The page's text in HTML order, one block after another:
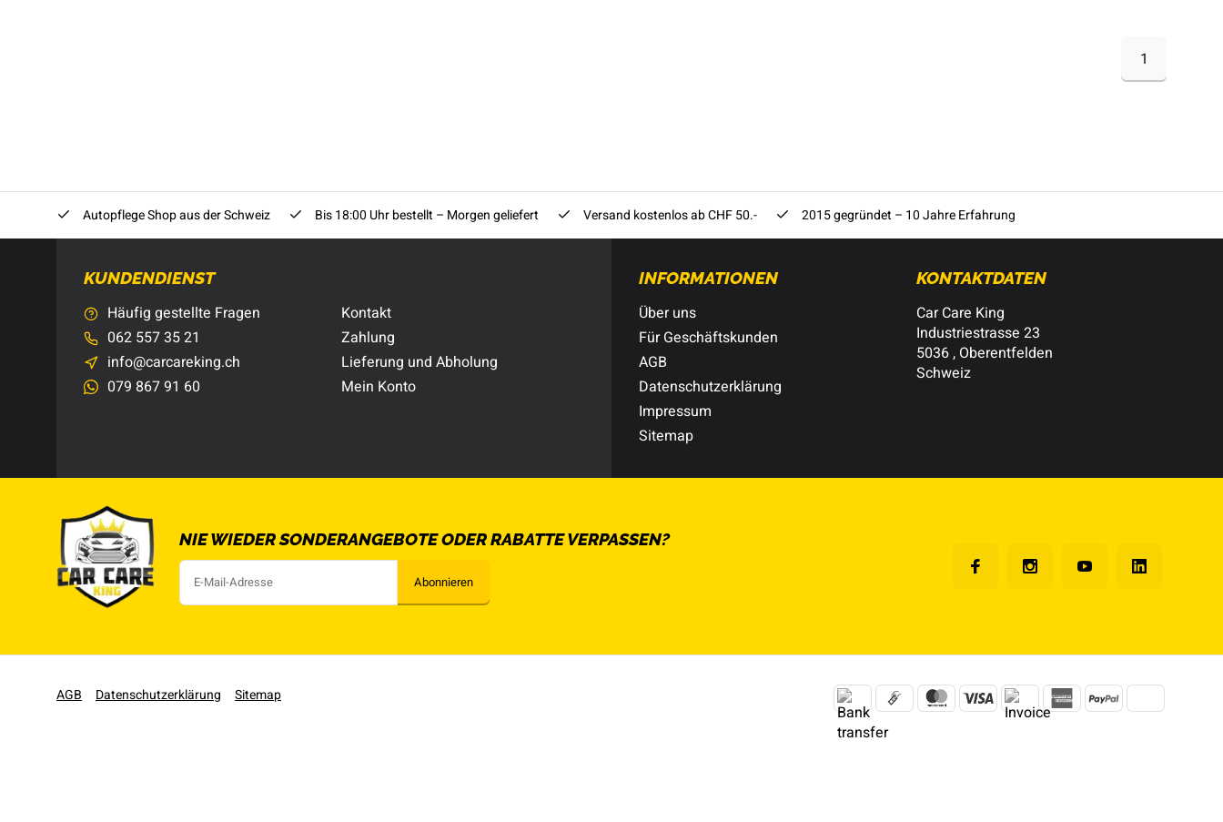
1
Autopflege Shop aus der Schweiz Bis 18:00 Uhr bestellt – Morgen geliefert Versand kostenlos ab CHF 50.- 2015 gegründet – 10 Jahre Erfahrung
KUNDENDIENST
Häufig gestellte Fragen
062 557 35 21
info@carcareking.ch
079 867 91 60
Kontakt
Zahlung
Lieferung und Abholung
Mein Konto
INFORMATIONEN
Über uns
Für Geschäftskunden
AGB
Datenschutzerklärung
Impressum
Sitemap
KONTAKTDATEN
Car Care King
Industriestrasse 23
5036 , Oberentfelden
Schweiz
NIE WIEDER SONDERANGEBOTE ODER RABATTE VERPASSEN?
Abonnieren
AGB Datenschutzerklärung Sitemap